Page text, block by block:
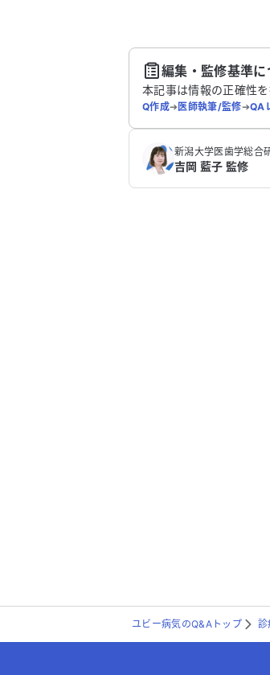
編集・監修基準に
本記事は情報の正確性
Q作成➔医師執筆/監修➔QA
新潟大学医歯学総
吉岡 藍子 監修
ユビー病気のQ&Aトップ 診